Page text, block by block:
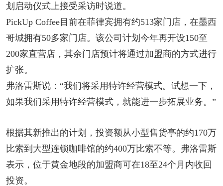
划启动仪式上接受采访时说道。
PickUp Coffee目前在菲律宾拥有约513家门店，在墨西
哥城拥有50多家门店。该公司计划今年再开设150至
200家直营店，其余门店预计将通过加盟商的方式进行
扩张。
弗洛雷斯说：“我们将采用特许经营模式。试想一下，
如果我们采用特许经营模式，就能进一步拓展业务。”
根据其新推出的计划，投资额从小型售货亭的约170万
比索到大型连锁咖啡馆的约400万比索不等。弗洛雷斯
表示，位于黄金地段的加盟商可在18至24个月内收回
投资。